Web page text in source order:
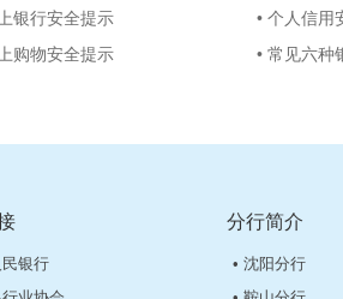
银行安全提示
购物安全提示
• 个人信用
• 常见六种
银行
分行简介
• 沈阳分行